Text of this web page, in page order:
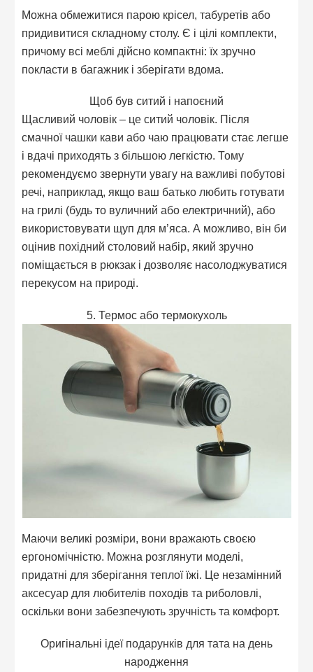
Можна обмежитися парою крісел, табуретів або
придивитися складному столу. Є і цілі комплекти,
причому всі меблі дійсно компактні: їх зручно
покласти в багажник і зберігати вдома.
Щоб був ситий і напоєний
Щасливий чоловік – це ситий чоловік. Після
смачної чашки кави або чаю працювати стає легше
і вдачі приходять з більшою легкістю. Тому
рекомендуємо звернути увагу на важливі побутові
речі, наприклад, якщо ваш батько любить готувати
на грилі (будь то вуличний або електричний), або
використовувати щуп для м’яса. А можливо, він би
оцінив похідний столовий набір, який зручно
поміщається в рюкзак і дозволяє насолоджуватися
перекусом на природі.
5. Термос або термокухоль
Маючи великі розміри, вони вражають своєю
ергономічністю. Можна розглянути моделі,
придатні для зберігання теплої їжі. Це незамінний
аксесуар для любителів походів та риболовлі,
оскільки вони забезпечують зручність та комфорт.
Оригінальні ідеї подарунків для тата на день
народження